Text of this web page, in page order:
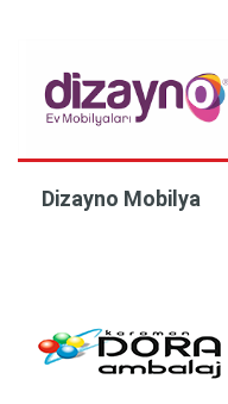
Dizayno Mobilya